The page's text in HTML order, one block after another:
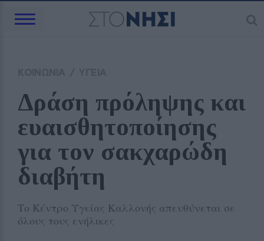
Δράση πρόληψης και
ευαισθητοποίησης
για τον σακχαρώδη
διαβήτη
Το Κέντρο Υγείας Καλλονής απευθύνεται σε
όλους τους ενήλικες